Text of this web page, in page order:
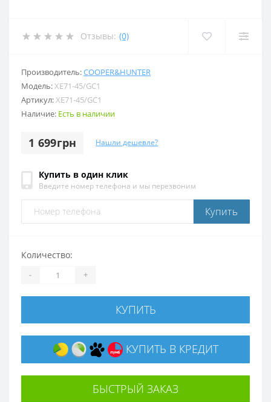
Отзывы: (0)
Производитель:COOPER&HUNTER
Модель:XE71-45/GC1
Артикул:XE71-45/GC1
Наличие: Есть в наличии
1 699грн Нашли дешевле?
Купить в один клик
Введите номер телефона и мы перезвоним
Купить
Количество:
- +
КУПИТЬ
КУПИТЬ В КРЕДИТ
БЫСТРЫЙ ЗАКАЗ